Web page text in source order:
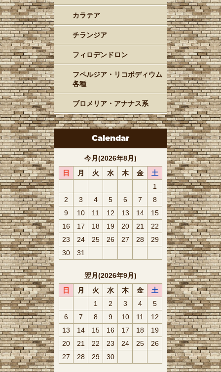
カラテア
チランジア
フィロデンドロン
フペルジア・リコポディウム
各種
ブロメリア・アナナス系
Calendar
今月(2026年8月)
日
月 火 水 木 金
土
1
2
3 4 5 6 7
8
9
10 11 12 13 14
15
16
17 18 19 20 21
22
23
24 25 26 27 28
29
30
31
翌月(2026年9月)
日
月 火 水 木 金
土
1
2 3 4
5
6
7 8 9 10 11
12
13
14 15 16 17 18
19
20
21 22 23 24 25
26
27
28 29 30